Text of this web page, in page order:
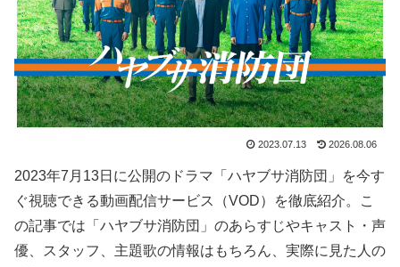
2023.07.13 2026.08.06
2023年7月13日に公開のドラマ「ハヤブサ消防団」を今す
ぐ視聴できる動画配信サービス（VOD）を徹底紹介。こ
の記事では「ハヤブサ消防団」のあらすじやキャスト・声
優、スタッフ、主題歌の情報はもちろん、実際に見た人の